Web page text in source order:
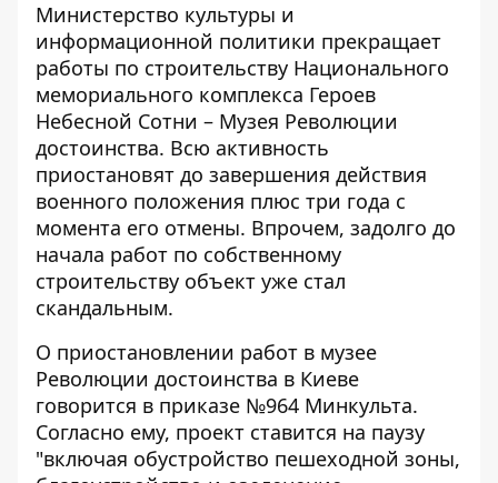
Министерство культуры и
информационной политики прекращает
работы по строительству Национального
мемориального комплекса Героев
Небесной Сотни – Музея Революции
достоинства. Всю активность
приостановят до завершения действия
военного положения плюс три года с
момента его отмены. Впрочем, задолго до
начала работ по собственному
строительству объект уже стал
скандальным.
О приостановлении работ в музее
Революции достоинства в Киеве
говорится в приказе №964 Минкульта.
Согласно ему, проект ставится на паузу
"включая обустройство пешеходной зоны,